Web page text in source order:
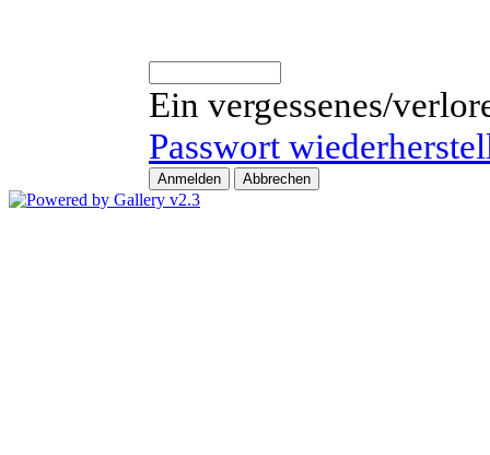
Ein vergessenes/
Passwort